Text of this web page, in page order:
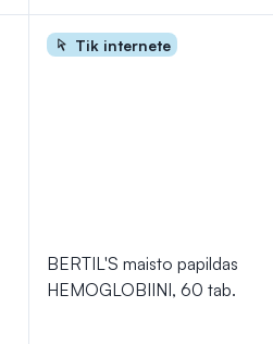
Tik internete
BERTIL'S maisto papildas
HEMOGLOBIINI, 60 tab.